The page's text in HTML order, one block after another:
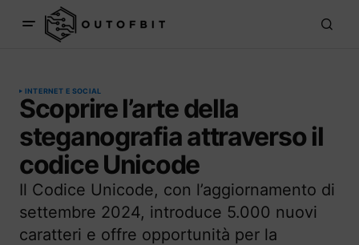
INTERNET E SOCIAL
Scoprire l’arte della
steganografia attraverso il
codice Unicode
Il Codice Unicode, con l’aggiornamento di
settembre 2024, introduce 5.000 nuovi
caratteri e offre opportunità per la